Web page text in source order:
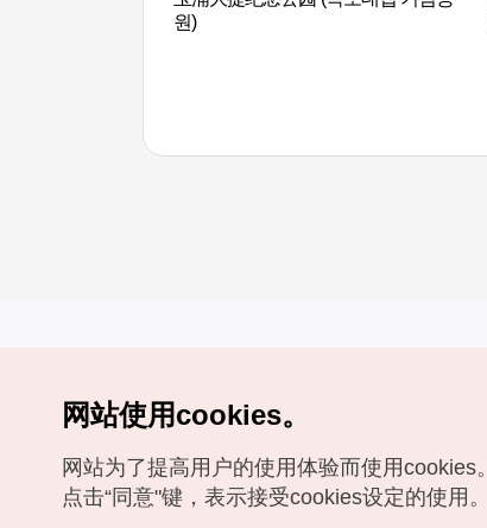
원)
如有相关疑问或建议，欢迎来信。VISITKOREA官方邮箱
chnsim@knto.or.kr
网站使用cookies。
网站为了提高用户的使用体验而使用cookies。
点击“同意"键，表示接受cookies设定的使用。